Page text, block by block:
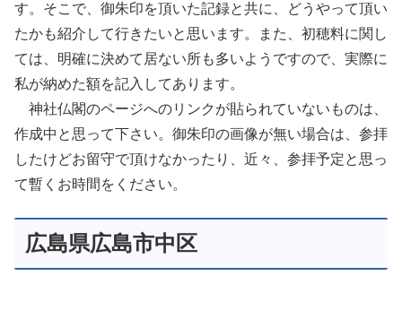
す。そこで、御朱印を頂いた記録と共に、どうやって頂い
たかも紹介して行きたいと思います。また、初穂料に関し
ては、明確に決めて居ない所も多いようですので、実際に
私が納めた額を記入してあります。
神社仏閣のページへのリンクが貼られていないものは、
作成中と思って下さい。御朱印の画像が無い場合は、参拝
したけどお留守で頂けなかったり、近々、参拝予定と思っ
て暫くお時間をください。
広島県広島市中区